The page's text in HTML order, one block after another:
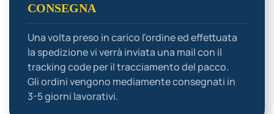
CONSEGNA
Una volta preso in carico l’ordine ed effettuata
la spedizione vi verrà inviata una mail con il
tracking code per il tracciamento del pacco.
Gli ordini vengono mediamente consegnati in
3-5 giorni lavorativi.